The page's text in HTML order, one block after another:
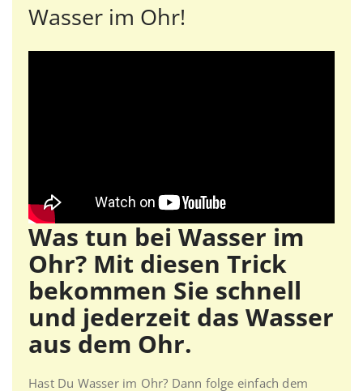
Wasser im Ohr!
Was tun bei Wasser im
Ohr? Mit diesen Trick
bekommen Sie schnell
und jederzeit das Wasser
aus dem Ohr.
Hast Du Wasser im Ohr? Dann folge einfach dem